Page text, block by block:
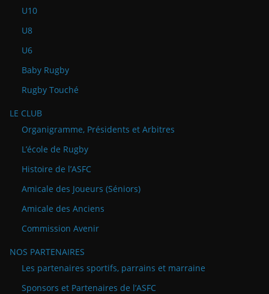
U10
U8
U6
Baby Rugby
Rugby Touché
LE CLUB
Organigramme, Présidents et Arbitres
L’école de Rugby
Histoire de l’ASFC
Amicale des Joueurs (Séniors)
Amicale des Anciens
Commission Avenir
NOS PARTENAIRES
Les partenaires sportifs, parrains et marraine
Sponsors et Partenaires de l’ASFC